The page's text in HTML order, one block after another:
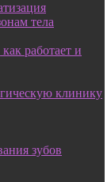
тела
работает и
клинику
зубов